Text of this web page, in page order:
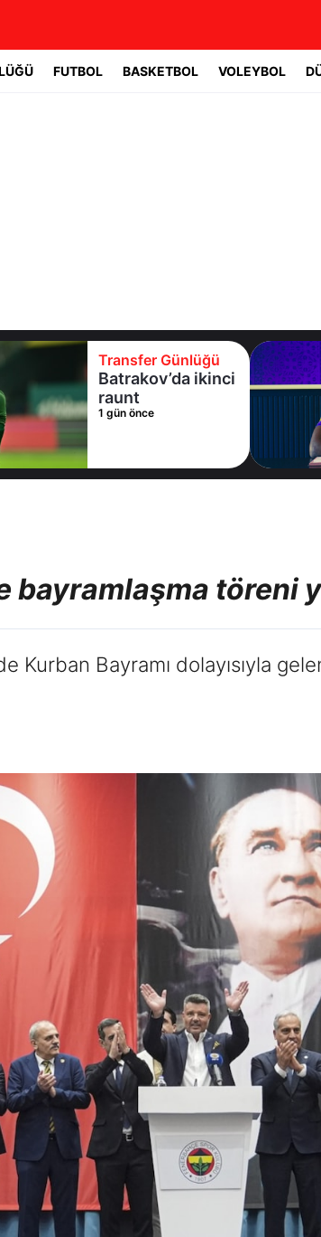
FUTBOL BASKETBOL VOLEYBOL
Transfer Günlüğü
Eyüpspor yeni
forvetini açıkladı
1 gün önce
bayramlaşma töreni
Kurban Bayramı dolayısıyla